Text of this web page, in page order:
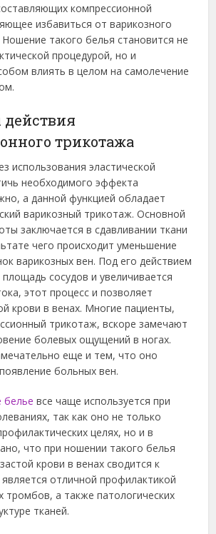
компрессионной
избавиться от варикозного
Ношение такого белья становится не
процедурой, но и
влиять в целом на самолечение
трикотажа
использования эластической
необходимого эффекта
а данной функцией обладает
варикозный трикотаж. Основной
заключается в сдавливании ткани
чего происходит уменьшение
варикозных вен. Под его действием
сосудов и увеличивается
этот процесс и позволяет
крови в венах. Многие пациенты,
трикотаж, вскоре замечают
болевых ощущений в ногах.
еще и тем, что оно
больных вен.
белье все чаще используется при
так как оно не только
целях, но и в
что при ношении такого белья
крови в венах сводится к
отличной профилактикой
тромбов, а также патологических
тканей.